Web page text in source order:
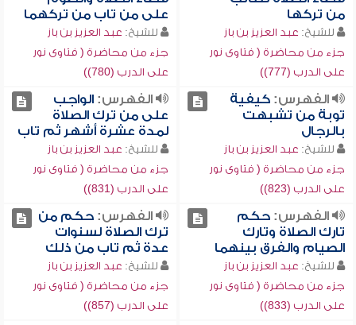
من تركها
للشيخ: عبد العزيز بن باز
جزء من محاضرة ( فتاوى نور
على الدرب (777))
على من تاب من تركهما
للشيخ: عبد العزيز بن باز
جزء من محاضرة ( فتاوى نور
على الدرب (780))
الفهرس:كيفية
توبة من تشبهت
بالرجال
للشيخ: عبد العزيز بن باز
جزء من محاضرة ( فتاوى نور
على الدرب (823))
الفهرس:الواجب
على من ترك الصلاة
لمدة عشرة أشهر ثم تاب
للشيخ: عبد العزيز بن باز
جزء من محاضرة ( فتاوى نور
على الدرب (831))
الفهرس:حكم
تارك الصلاة وتارك
الصيام والفرق بينهما
للشيخ: عبد العزيز بن باز
جزء من محاضرة ( فتاوى نور
على الدرب (833))
الفهرس:حكم من
ترك الصلاة لسنوات
عدة ثم تاب من ذلك
للشيخ: عبد العزيز بن باز
جزء من محاضرة ( فتاوى نور
على الدرب (857))